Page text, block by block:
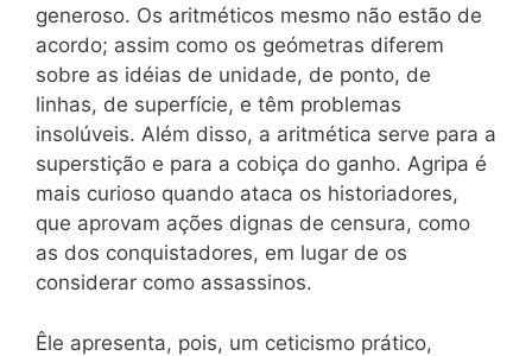
generoso. Os aritméticos mesmo não estão de
acordo; assim como os geómetras diferem
sobre as idéias de unidade, de ponto, de
linhas, de superfície, e têm problemas
insolúveis. Além disso, a aritmética serve para a
superstição e para a cobiça do ganho. Agripa é
mais curioso quando ataca os historiadores,
que aprovam ações dignas de censura, como
as dos conquistadores, em lugar de os
considerar como assassinos.
Êle apresenta, pois, um ceticismo prático,